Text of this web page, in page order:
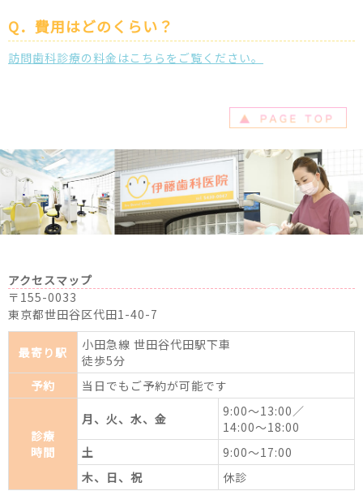
Q．費用はどのくらい？
訪問歯科診療の料金はこちらをご覧ください。
アクセスマップ
〒155-0033
東京都世田谷区代田1-40-7
最寄り駅
小田急線 世田谷代田駅下車
徒歩5分
予約
当日でもご予約が可能です
診療
時間
月、火、水、金
9:00～13:00／
14:00～18:00
土
9:00～17:00
木、日、祝
休診